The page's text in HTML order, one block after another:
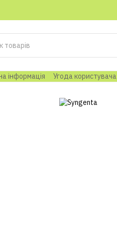
інформація Угода користувача